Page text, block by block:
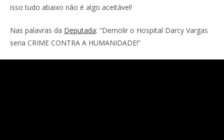
isso tudo abaixo não é algo aceitável!
Nas palavras da Deputada: “Demolir o Hospital Darcy Vargas
seria CRIME CONTRA A HUMANIDADE!”